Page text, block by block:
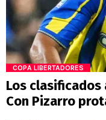
COPA LIBERTADORES
Los
Con Pizarro